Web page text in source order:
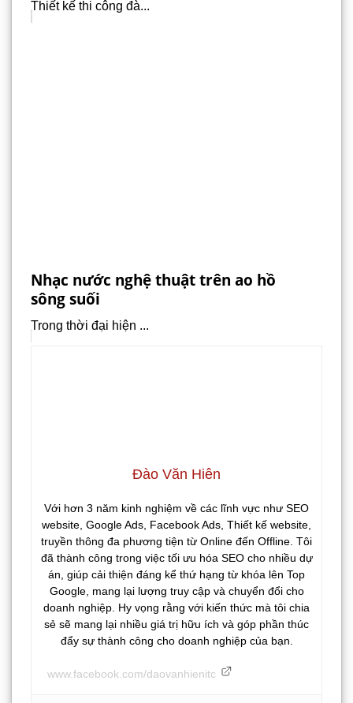
Thiết kế thi công đà...
Nhạc nước nghệ thuật trên ao hồ
sông suối
Trong thời đại hiện ...
Đào Văn Hiên
Với hơn 3 năm kinh nghiệm về các lĩnh vực như SEO
website, Google Ads, Facebook Ads, Thiết kế website,
truyền thông đa phương tiện từ Online đến Offline. Tôi
đã thành công trong việc tối ưu hóa SEO cho nhiều dự
án, giúp cải thiện đáng kể thứ hạng từ khóa lên Top
Google, mang lại lượng truy cập và chuyển đổi cho
doanh nghiệp. Hy vọng rằng với kiến thức mà tôi chia
sẻ sẽ mang lại nhiều giá trị hữu ích và góp phần thúc
đẩy sự thành công cho doanh nghiệp của bạn.
www.facebook.com/daovanhienitc